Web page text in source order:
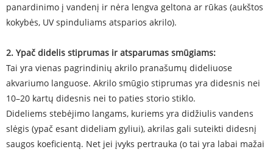
panardinimo į vandenį ir nėra lengva geltona ar rūkas (aukštos
kokybės, UV spinduliams atsparios akrilo).
2. Ypač didelis stiprumas ir atsparumas smūgiams:
Tai yra vienas pagrindinių akrilo pranašumų dideliuose
akvariumo languose. Akrilo smūgio stiprumas yra didesnis nei
10–20 kartų didesnis nei to paties storio stiklo.
Dideliems stebėjimo langams, kuriems yra didžiulis vandens
slėgis (ypač esant dideliam gyliui), akrilas gali suteikti didesnį
saugos koeficientą. Net jei įvyks pertrauka (o tai yra labai mažai